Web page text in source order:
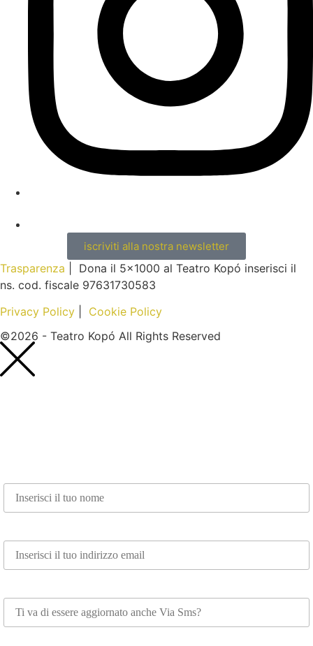
iscriviti alla nostra newsletter
Trasparenza
| Dona il 5×1000 al Teatro Kopó inserisci il
ns. cod. fiscale 97631730583
Privacy Policy
Cookie Policy
©2026 - Teatro Kopó All Rights Reserved